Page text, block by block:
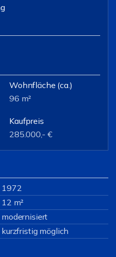
Wohnfläche (ca.)
96 m²
Kaufpreis
285.000,- €
1972
12 m²
modernisiert
kurzfristig möglich